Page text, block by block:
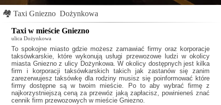
🏘 Taxi Gniezno Dożynkowa
Taxi w mieście Gniezno
ulica Dożynkowa
To spokojne miasto gdzie możesz zamawiać firmy oraz korporacje
taksówkarskie, które wykonują usługi przewozowe ludzi w okolicy
miasta Gniezno z ulicy Dożynkowa. W okolicy dostępnych jest kilka
firm i korporacji taksówkarskich takich jak zastanów się zanim
zarezerwujesz taksówkę dla rodziny musisz się poinformować które
firmy dostępne są w twoim mieście. Po to aby wybrać firmę z
najkorzystniejszą ceną za przewóz jaką zapłacisz, powinieneś znać
cennik firm przewozowych w mieście Gniezno.